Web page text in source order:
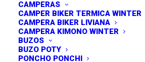
CAMPERAS
CAMPER BIKER TERMICA WINTER
CAMPERA BIKER LIVIANA
CAMPERA KIMONO WINTER
BUZOS
BUZO POTY
PONCHO PONCHI